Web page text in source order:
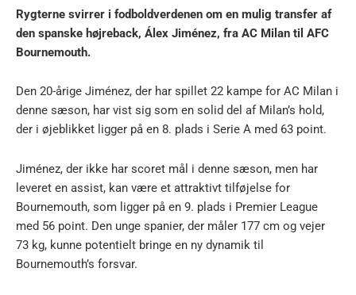
Rygterne svirrer i fodboldverdenen om en mulig transfer af
den spanske højreback, Álex Jiménez, fra AC Milan til AFC
Bournemouth.
Den 20-årige Jiménez, der har spillet 22 kampe for AC Milan i
denne sæson, har vist sig som en solid del af Milan’s hold,
der i øjeblikket ligger på en 8. plads i Serie A med 63 point.
Jiménez, der ikke har scoret mål i denne sæson, men har
leveret en assist, kan være et attraktivt tilføjelse for
Bournemouth, som ligger på en 9. plads i Premier League
med 56 point. Den unge spanier, der måler 177 cm og vejer
73 kg, kunne potentielt bringe en ny dynamik til
Bournemouth’s forsvar.